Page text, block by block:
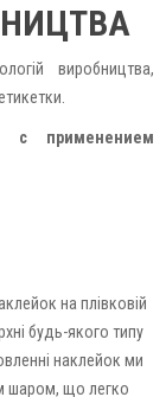
виробництва,
с применением
на плівковій
будь-якого типу
наклейок ми
шаром, що легко